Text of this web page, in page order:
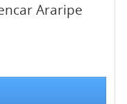
Araripe